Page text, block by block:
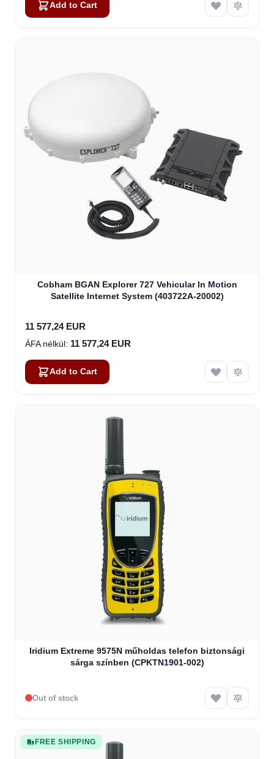
Add to Cart
Cobham BGAN Explorer 727 Vehicular In Motion
Satellite Internet System (403722A-20002)
11 577,24 EUR
11 577,24 EUR
Add to Cart
Iridium Extreme 9575N műholdas telefon biztonsági
sárga színben (CPKTN1901-002)
Out of stock
FREE SHIPPING